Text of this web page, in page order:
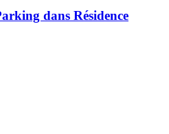
dans Résidence